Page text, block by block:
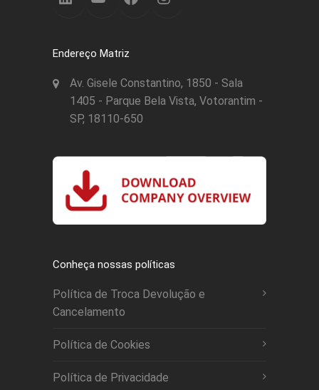
Endereço Matriz
Av. Gisele Constantino, 1850 - Sala
1405 - Parque Bela Vista, Votorantim -
SP, 18110-650
Conheça nossas políticas
Política de Troca Devolução e
Cancelamento
Política de Cookies
Política de Privacidade